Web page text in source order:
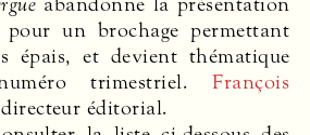
un brochage permettant
épais, et devient thématique
trimestriel.François
éditorial.